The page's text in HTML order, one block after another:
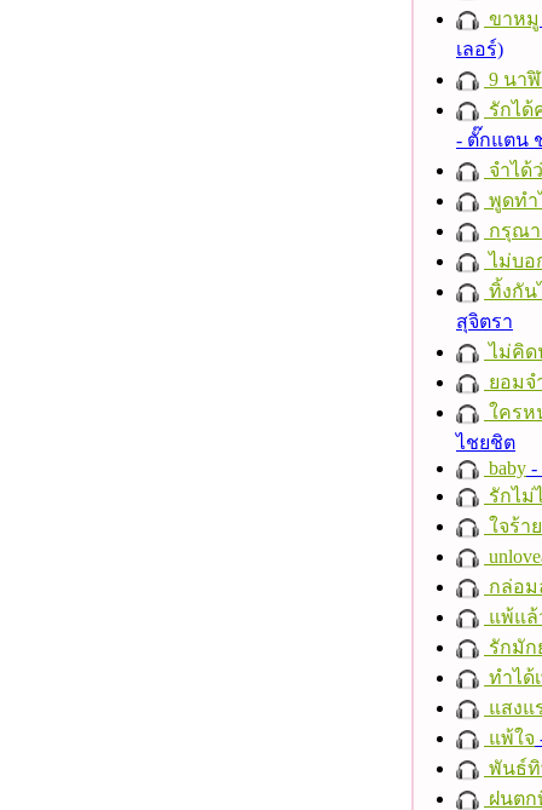
ขาหมู
เลอร์)
9 นา
รักได้
- ตั๊กแตน
จำได้
พูดทำ
กรุณา
ไม่บอ
ทิ้งกัน
สุจิตรา
ไม่คิด
ยอม
ใครห
ไชยชิต
baby -
รักไม่
ใจร้าย
กล่อม
แพ้แล้
รักมัก
ทำได้
แสงแ
แพ้ใจ
พันธ์
ฝนตก